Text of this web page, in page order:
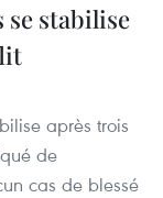
se stabilise
après trois
de
cas de blessé